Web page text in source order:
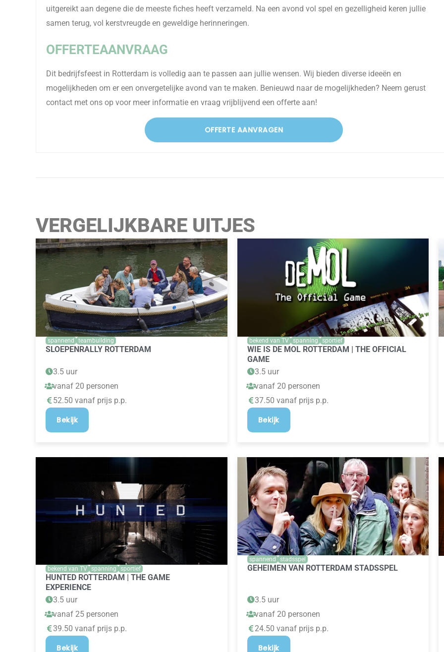
uitgereikt aan degene die de meeste fiches heeft verzameld. Na een avond vol spel en gezelligheid keren jullie
samen terug, vol kerstvreugde en geweldige herinneringen.
OFFERTEAANVRAAG
Dit bedrijfsfeest in Rotterdam is volledig aan te passen aan jullie wensen. Wij bieden diverse ideeën en
mogelijkheden om er een onvergetelijke avond van te maken. Benieuwd naar de mogelijkheden? Neem gerust
contact met ons op voor meer informatie en vraag vrijblijvend een offerte aan!
OFFERTE AANVRAGEN
VERGELIJKBARE UITJES
spannend teambuilding
SLOEPENRALLY ROTTERDAM
3.5 uur
vanaf 20 personen
52.50 vanaf prijs p.p.
Bekijk
bekend van TV spanning sportief
WIE IS DE MOL ROTTERDAM | THE OFFICIAL
GAME
3.5 uur
vanaf 20 personen
37.50 vanaf prijs p.p.
Bekijk
bekend van TV spanning sportief
HUNTED ROTTERDAM | THE GAME
EXPERIENCE
3.5 uur
vanaf 25 personen
39.50 vanaf prijs p.p.
Bekijk
spannend stadsspel
GEHEIMEN VAN ROTTERDAM STADSSPEL
3.5 uur
vanaf 20 personen
24.50 vanaf prijs p.p.
Bekijk